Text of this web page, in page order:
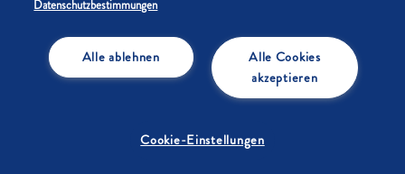
COOKIE-EINSTELLUNGEN
Datenschutzbestimmungen
Alle Cookies
akzeptieren
Alle ablehnen
Cookie-Einstellungen